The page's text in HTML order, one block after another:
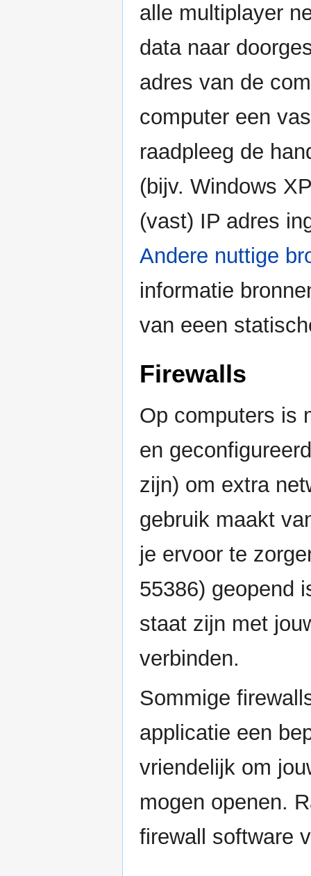
alle multiplayer
data naar
adres van de
computer een
raadpleeg de
(bijv. Windows
(vast) IP adres
Andere nuttige
informatie
van eeen
Firewalls
Op computers is
en
zijn) om extra
gebruik maakt
je ervoor te
55386) geopend
staat zijn met
verbinden.
Sommige
applicatie een
vriendelijk om
mogen openen.
firewall software